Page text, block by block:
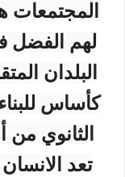
المجتمعات
لهم الفضل
البلدان
كأساس للبناء
الثانوي
تعد